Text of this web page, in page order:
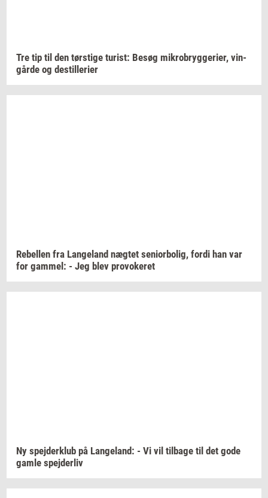
Tre tip til den tørsti­ge turist: Besøg mi­kro­bryg­ge­ri­er, vin­
går­de og destil­le­ri­er
Re­bel­len fra Lan­geland næg­tet se­ni­o­r­bo­lig, fordi han var
for gam­mel: - Jeg blev pro­vo­ke­ret
Ny spej­der­klub på Lan­geland: - Vi vil til­ba­ge til det gode
gamle spej­der­liv